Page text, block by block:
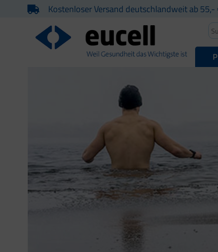
Kostenloser Versand deutschlandweit ab 55,-